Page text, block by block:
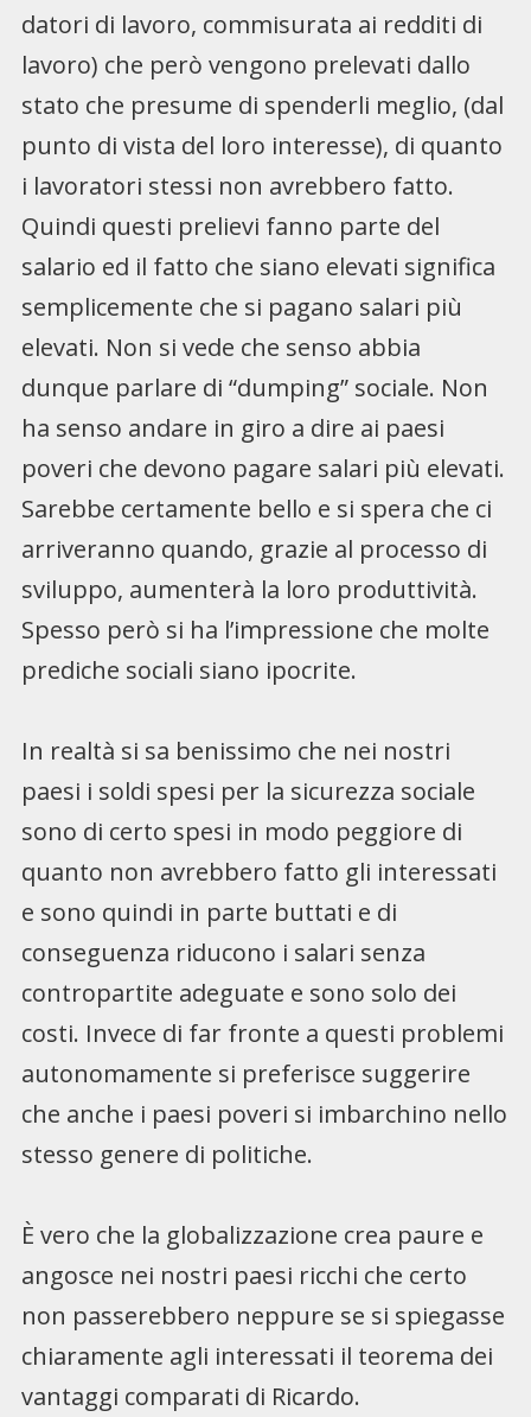
datori di lavoro, commisurata ai redditi di
lavoro) che però vengono prelevati dallo
stato che presume di spenderli meglio, (dal
punto di vista del loro interesse), di quanto
i lavoratori stessi non avrebbero fatto.
Quindi questi prelievi fanno parte del
salario ed il fatto che siano elevati significa
semplicemente che si pagano salari più
elevati. Non si vede che senso abbia
dunque parlare di “dumping” sociale. Non
ha senso andare in giro a dire ai paesi
poveri che devono pagare salari più elevati.
Sarebbe certamente bello e si spera che ci
arriveranno quando, grazie al processo di
sviluppo, aumenterà la loro produttività.
Spesso però si ha l’impressione che molte
prediche sociali siano ipocrite.
In realtà si sa benissimo che nei nostri
paesi i soldi spesi per la sicurezza sociale
sono di certo spesi in modo peggiore di
quanto non avrebbero fatto gli interessati
e sono quindi in parte buttati e di
conseguenza riducono i salari senza
contropartite adeguate e sono solo dei
costi. Invece di far fronte a questi problemi
autonomamente si preferisce suggerire
che anche i paesi poveri si imbarchino nello
stesso genere di politiche.
È vero che la globalizzazione crea paure e
angosce nei nostri paesi ricchi che certo
non passerebbero neppure se si spiegasse
chiaramente agli interessati il teorema dei
vantaggi comparati di Ricardo.